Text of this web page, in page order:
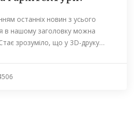
останніх новин з усього
в нашому заголовку можна
зрозуміло, що у 3D-друку…